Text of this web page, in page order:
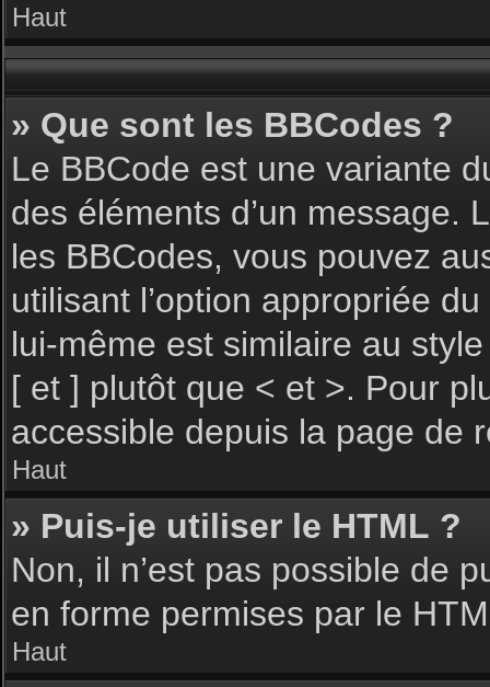
Haut
» Que sont les BBCodes ?
Le BBCode est une variante
des éléments d’un message.
les BBCodes, vous pouvez
utilisant l’option appropriée
lui-même est similaire au
[ et ] plutôt que < et >. Pour
accessible depuis la page de
Haut
» Puis-je utiliser le HTML ?
Non, il n’est pas possible de
en forme permises par le
Haut